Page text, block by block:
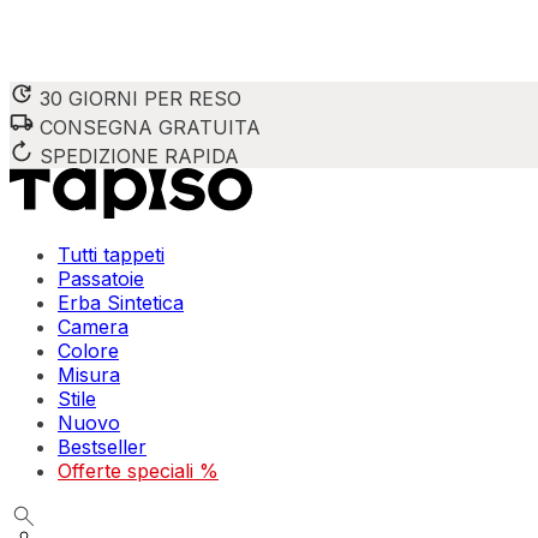
30 GIORNI PER RESO
CONSEGNA GRATUITA
SPEDIZIONE RAPIDA
Tutti tappeti
Passatoie
Erba Sintetica
Camera
Colore
Misura
Stile
Nuovo
Bestseller
Offerte speciali %